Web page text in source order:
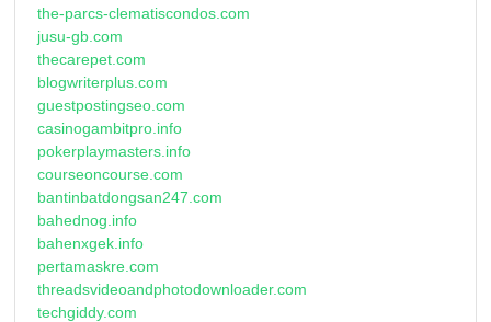
the-parcs-clematiscondos.com
jusu-gb.com
thecarepet.com
blogwriterplus.com
guestpostingseo.com
casinogambitpro.info
pokerplaymasters.info
courseoncourse.com
bantinbatdongsan247.com
bahednog.info
bahenxgek.info
pertamaskre.com
threadsvideoandphotodownloader.com
techgiddy.com